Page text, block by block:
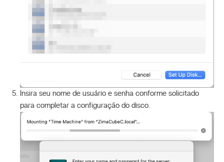
Insira seu nome de usuário e senha conforme solicitado
para completar a configuração do disco.